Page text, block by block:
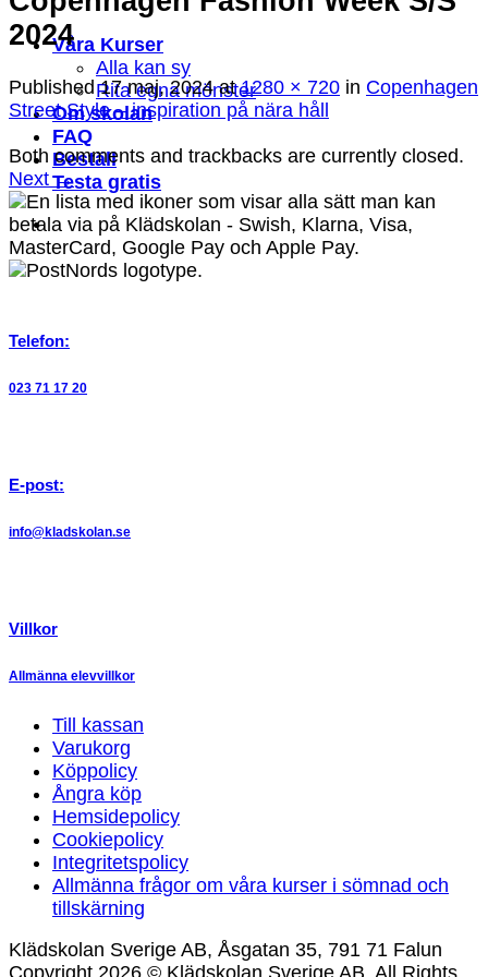
Våra Kurser
Alla kan sy
Rita egna mönster
Om skolan
FAQ
Beställ
Testa gratis
2024
Published17 maj, 2024at1280 × 720 in Copenhagen
Street Style – inspiration på nära håll
Both comments and trackbacks are currently closed.
Next→
Telefon:
023 71 17 20
E-post:
info@kladskolan.se
Villkor
Allmänna elevvillkor
Till kassan
Varukorg
Köppolicy
Ångra köp
Hemsidepolicy
Cookiepolicy
Integritetspolicy
Allmänna frågor om våra kurser i sömnad och
tillskärning
Klädskolan Sverige AB, Åsgatan 35, 791 71 Falun